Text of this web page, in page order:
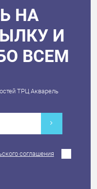
НА
И
ВСЕМ
ТРЦ Акварель
соглашения